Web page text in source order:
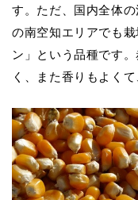
す。ただ、国内全体
の南空知エリアでも
ン」という品種です
く、また香りもよく